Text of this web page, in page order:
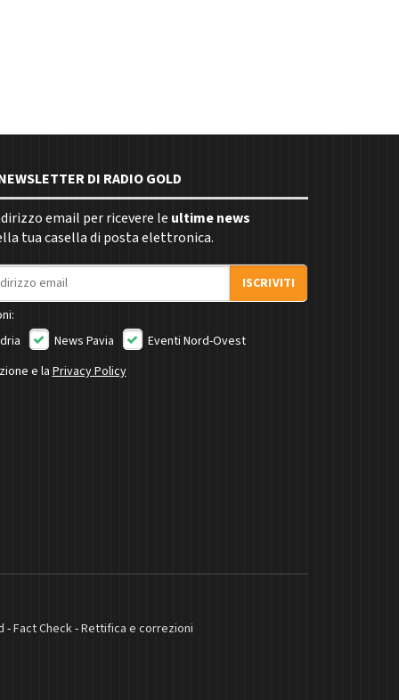
DI RADIO GOLD
email per ricevere le ultime news
tua casella di posta elettronica.
ISCRIVITI
News Pavia
Eventi Nord-Ovest
e la Privacy Policy
-Fact Check-Rettifica e correzioni